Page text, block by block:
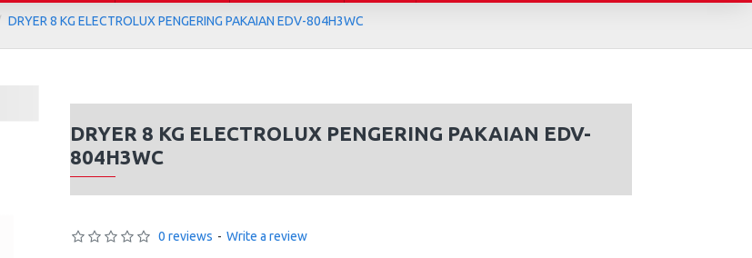
DRYER 8 KG ELECTROLUX PENGERING PAKAIAN EDV-804H3WC
DRYER 8 KG ELECTROLUX PENGERING PAKAIAN EDV-
804H3WC
0 reviews - Write a review